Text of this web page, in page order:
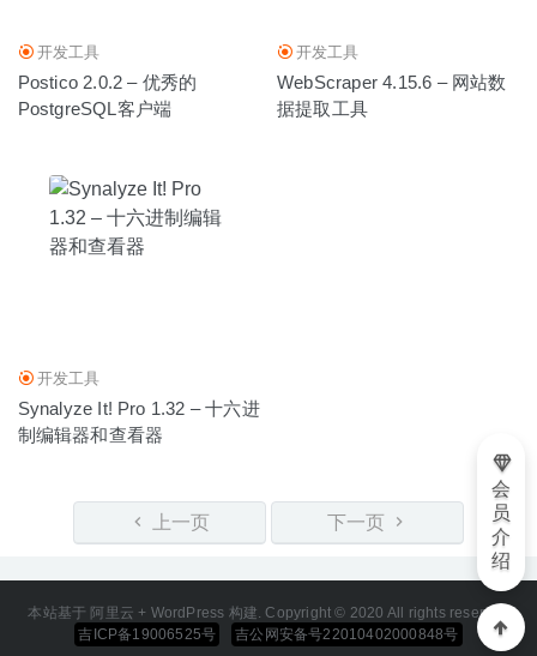
开发工具
Postico 2.0.2 – 优秀的
PostgreSQL客户端
开发工具
WebScraper 4.15.6 – 网站数
据提取工具
开发工具
Synalyze It! Pro 1.32 – 十六进
制编辑器和查看器
上一页 下一页
本站基于 阿里云 + WordPress 构建. Copyright © 2020 All rights reserved
吉ICP备19006525号
吉公网安备号22010402000848号
会
员
介
绍